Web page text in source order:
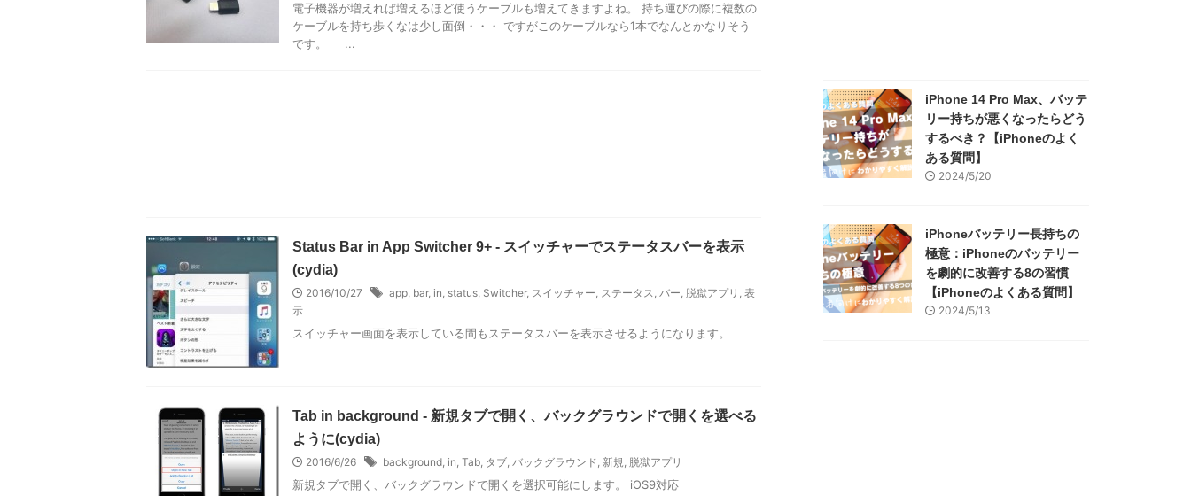
電子機器が増えれば増えるほど使うケーブルも増えてきますよね。 持ち運びの際に複数の
ケーブルを持ち歩くなは少し面倒・・・ ですがこのケーブルなら1本でなんとかなりそう
です。 ...
Status Bar in App Switcher 9+ - スイッチャーでステータスバーを表示
(cydia)
2016/10/27 app, bar, in, status, Switcher, スイッチャー, ステータス, バー, 脱獄アプリ , 表
示
スイッチャー画面を表示している間もステータスバーを表示させるようになります。
Tab in background - 新規タブで開く、バックグラウンドで開くを選べる
ように(cydia)
2016/6/26 background, in, Tab, タブ, バックグラウンド, 新規, 脱獄アプリ
新規タブで開く、バックグラウンドで開くを選択可能にします。 iOS9対応
iPhone 14 Pro Max、バッテ
リー持ちが悪くなったらどう
するべき？【iPhoneのよく
ある質問】
2024/5/20
iPhoneバッテリー長持ちの
極意：iPhoneのバッテリー
を劇的に改善する8の習慣
【iPhoneのよくある質問】
2024/5/13